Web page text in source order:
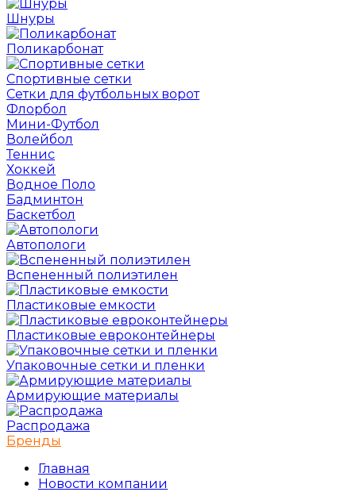
Шнуры
Поликарбонат
Спортивные сетки
Сетки для футбольных ворот
Флорбол
Мини-Футбол
Волейбол
Теннис
Хоккей
Водное Поло
Бадминтон
Баскетбол
Автопологи
Вспененный полиэтилен
Пластиковые емкости
Пластиковые евроконтейнеры
Упаковочные сетки и пленки
Армирующие материалы
Распродажа
Бренды
Главная
Новости компании